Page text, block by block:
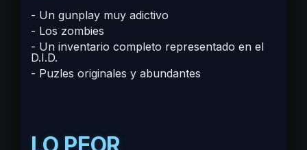
Un gunplay muy adictivo
Los zombies
Un inventario completo representado en el
D.I.D.
Puzles originales y abundantes